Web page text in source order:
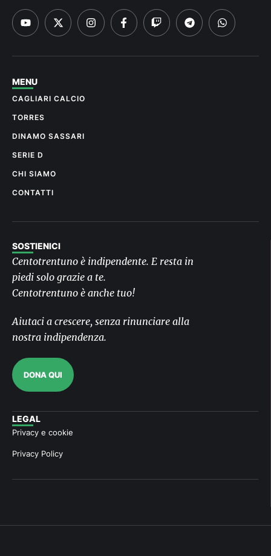
MENU
CAGLIARI CALCIO
TORRES
DINAMO SASSARI
SERIE D
CHI SIAMO
CONTATTI
SOSTIENICI
Centotrentuno è indipendente. E resta in
piedi solo grazie a te.
Centotrentuno è anche tuo!
Aiutaci a crescere, senza rinunciare alla
nostra indipendenza.
DONA QUI
LEGAL
Privacy e cookie
Privacy Policy